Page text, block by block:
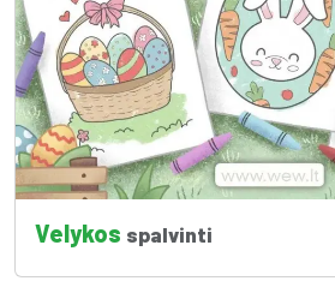
Velykos spalvinti